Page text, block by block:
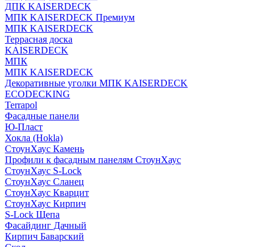
ДПК KAISERDECK
МПК KAISERDECK Премиум
МПК KAISERDECK
Террасная доска
KAISERDECK
МПК
МПК KAISERDECK
Декоративные уголки МПК KAISERDECK
ECODECKING
Terrapol
Фасадные панели
Ю-Пласт
Хокла (Hokla)
СтоунХаус Камень
Профили к фасадным панелям СтоунХаус
СтоунХаус S-Lock
СтоунХаус Сланец
СтоунХаус Кварцит
СтоунХаус Кирпич
S-Lock Щепа
Фасайдинг Дачный
Кирпич Баварский